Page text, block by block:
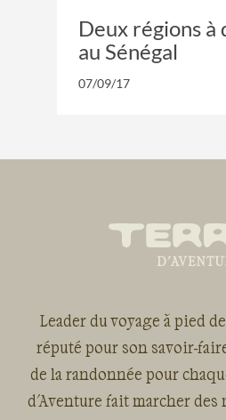
Deux régions à
au Sénégal
07/09/17
Leader du voyage à pied
réputé pour son savoir-
de la randonnée pour
d'Aventure fait marcher des